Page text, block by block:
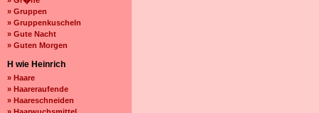
» Gruppen
» Gruppenkuscheln
» Gute Nacht
» Guten Morgen
H wie Heinrich
» Haare
» Haareraufende
» Haareschneiden